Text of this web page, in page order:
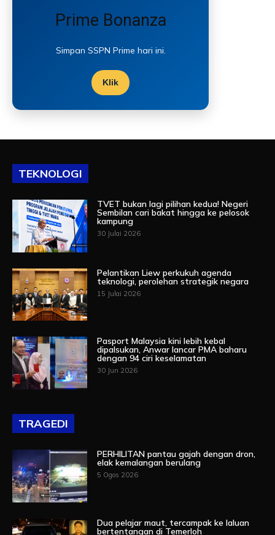
Prime Bonanza
Simpan SSPN Prime hari ini.
Klik
TEKNOLOGI
TVET bukan lagi pilihan kedua! Negeri
Sembilan cari bakat hingga ke pelosok
kampung
30 Julai 2026
Pelantikan Liew perkukuh agenda
teknologi, perolehan strategik negara
15 Julai 2026
Pasport Malaysia kini lebih kebal
dipalsukan, Anwar lancar PMA baharu
dengan 94 ciri keselamatan
30 Jun 2026
TRAGEDI
PERHILITAN pantau gajah dengan dron,
elak kemalangan berulang
5 Ogos 2026
Dua pelajar maut, tercampak ke laluan
bertentangan di Temerloh